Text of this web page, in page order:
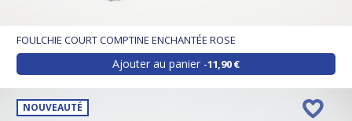
FOULCHIE COURT COMPTINE ENCHANTÉE ROSE
Ajouter au panier 11,90 €
NOUVEAUTÉ